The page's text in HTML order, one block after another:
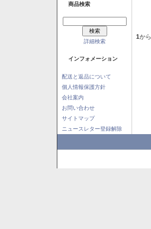
商品検索
詳細検索
インフォメーション
配送と返品について
個人情報保護方針
会社案内
お問い合わせ
サイトマップ
ニュースレター登録解除
1から